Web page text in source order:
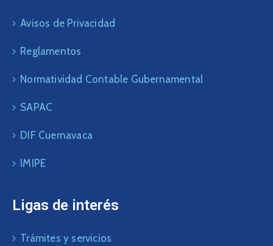
Avisos de Privacidad
Reglamentos
Normatividad Contable Gubernamental
SAPAC
DIF Cuernavaca
IMIPE
Ligas de interés
Trámites y servicios